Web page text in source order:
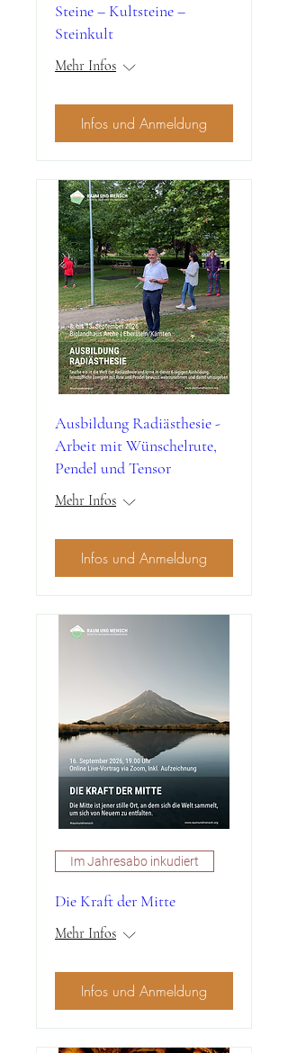
Steine – Kultsteine –
Steinkult
Mehr Infos
Infos und Anmeldung
Ausbildung Radiästhesie -
Arbeit mit Wünschelrute,
Pendel und Tensor
Mehr Infos
Infos und Anmeldung
Im Jahresabo inkudiert
Die Kraft der Mitte
Mehr Infos
Infos und Anmeldung